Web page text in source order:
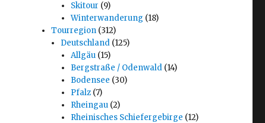
Skitour (9)
Winterwanderung (18)
Tourregion (312)
Deutschland (125)
Allgäu(15)
Bergstraße / Odenwald(14)
Bodensee (30)
Pfalz(7)
Rheingau(2)
Rheinisches Schiefergebirge (12)